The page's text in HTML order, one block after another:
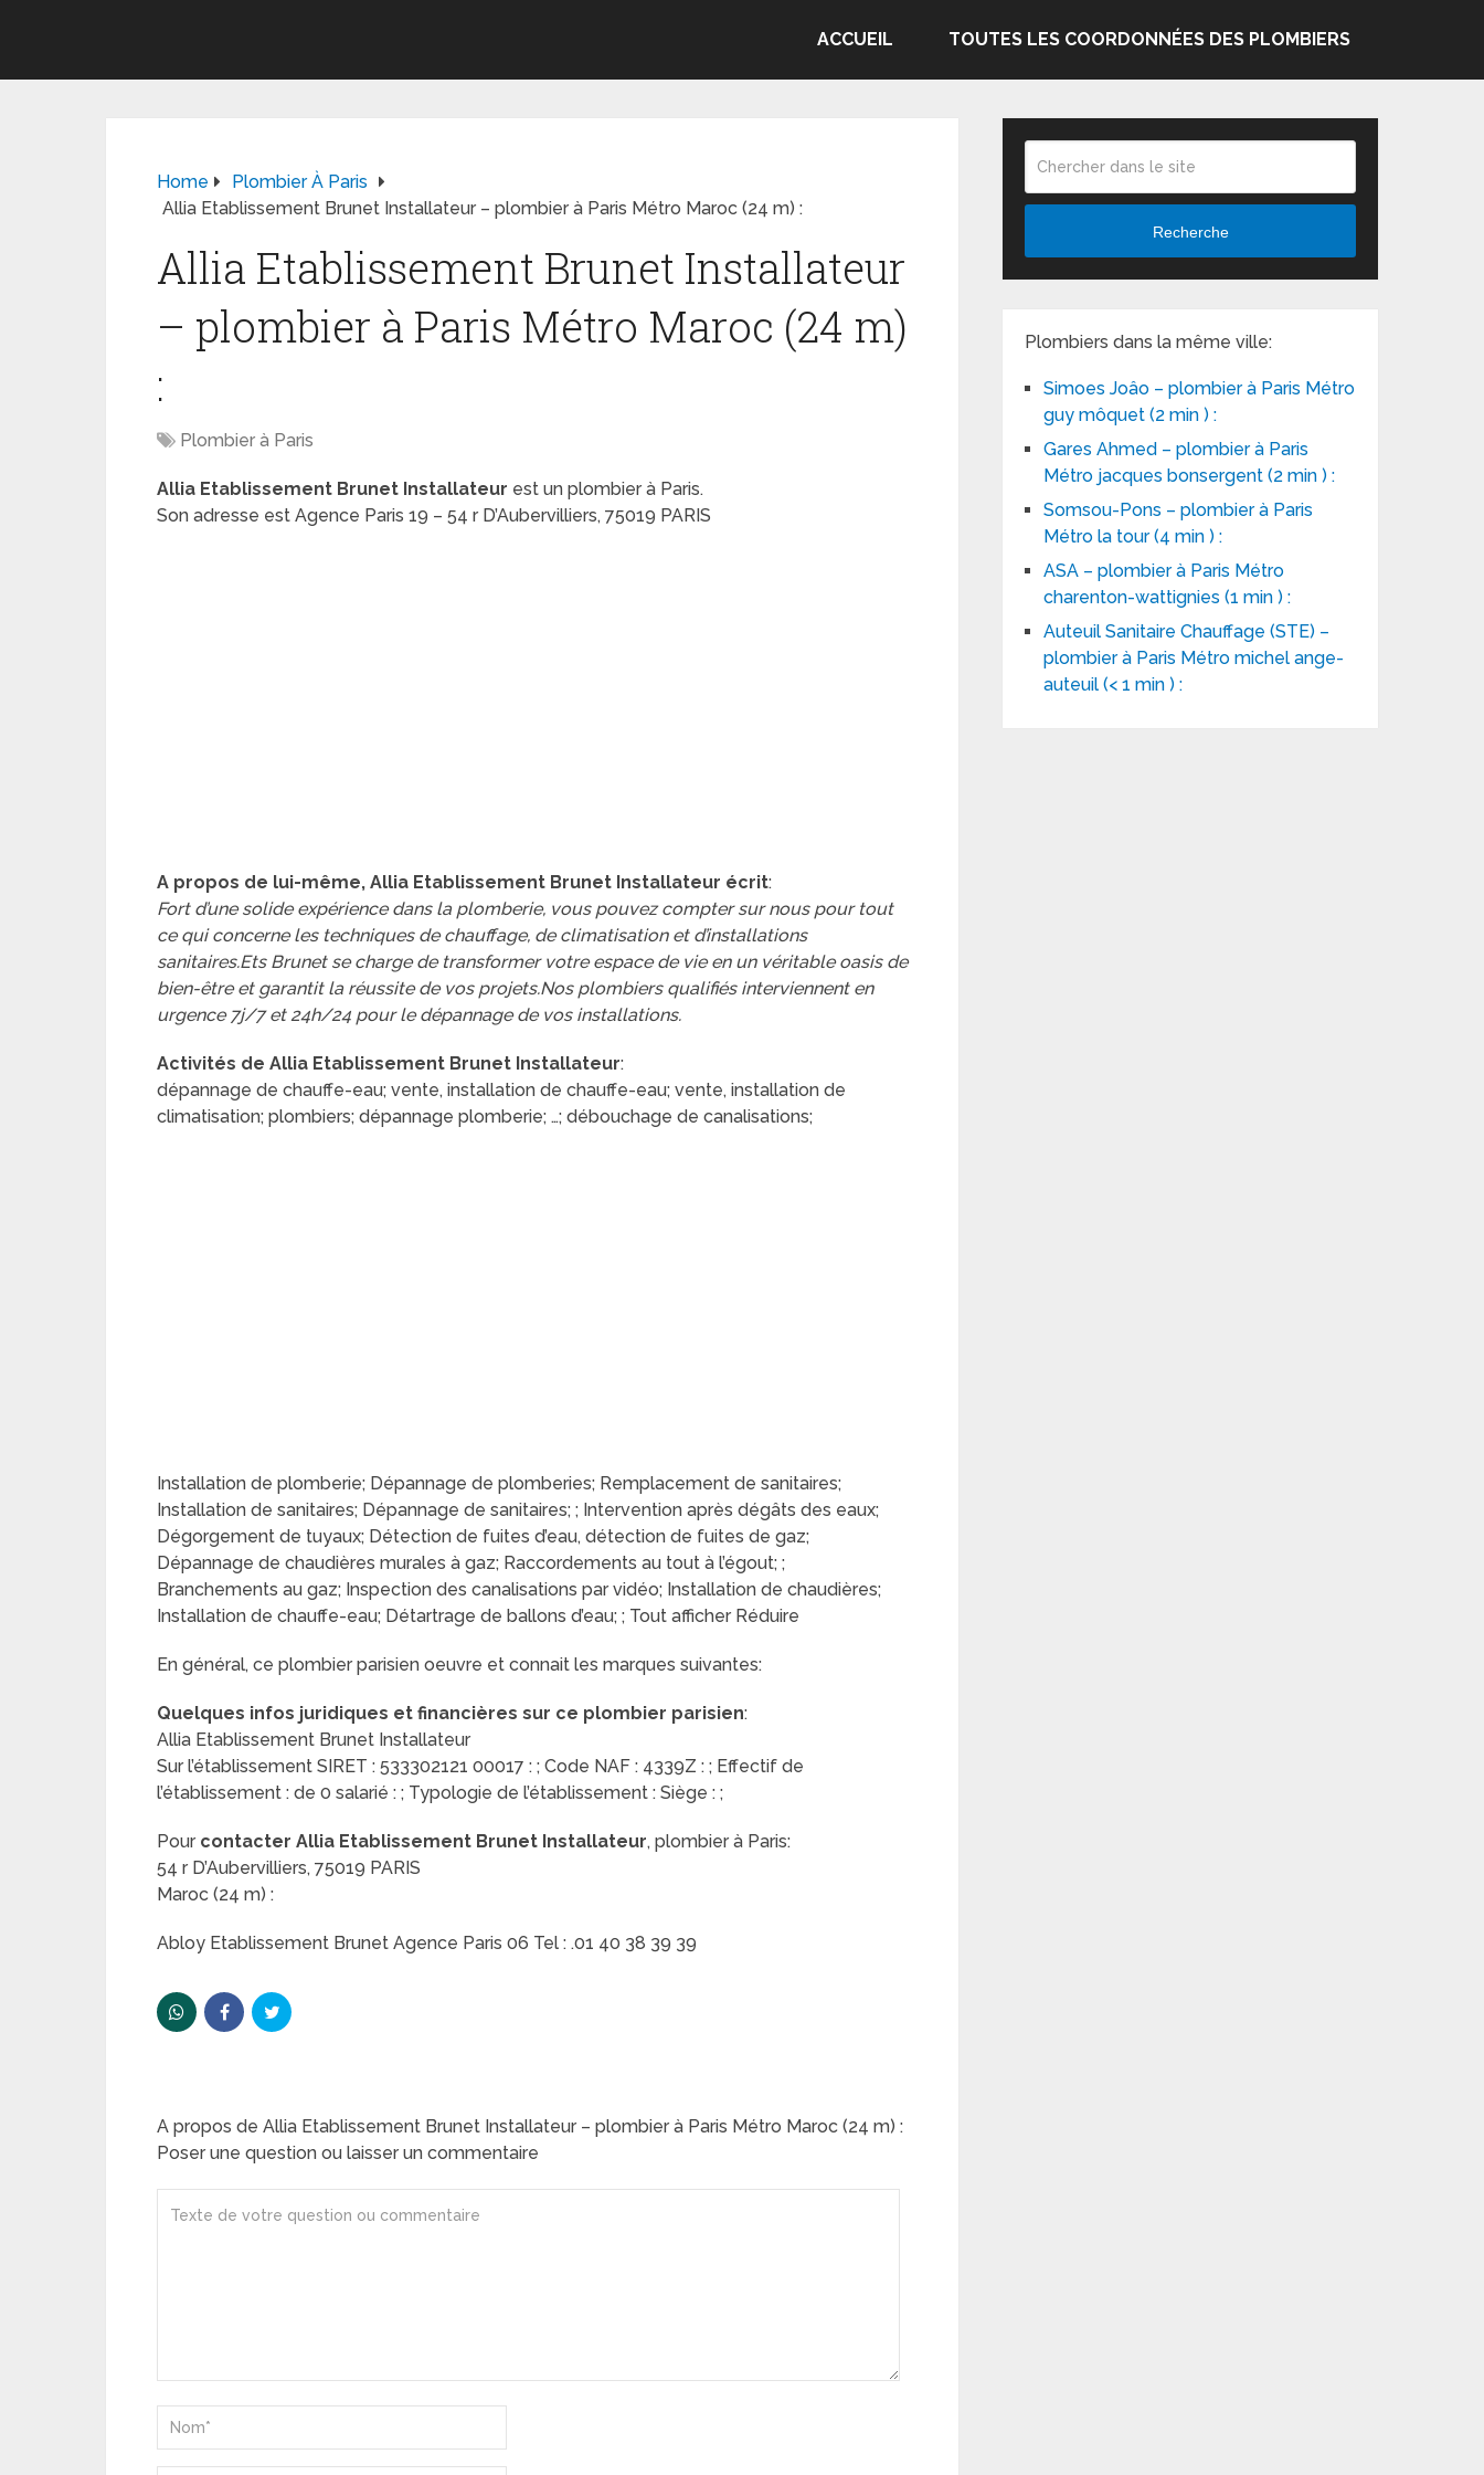
ACCUEIL TOUTES LES COORDONNÉES DES PLOMBIERS
Home
Plombier À Paris
Allia Etablissement Brunet Installateur – plombier à Paris Métro Maroc (24 m) :
Allia Etablissement Brunet Installateur
– plombier à Paris Métro Maroc (24 m)
:
Plombier à Paris
Allia Etablissement Brunet Installateur est un plombier à Paris.
Son adresse est Agence Paris 19 – 54 r D’Aubervilliers, 75019 PARIS
A propos de lui-même, Allia Etablissement Brunet Installateur écrit:
Fort d’une solide expérience dans la plomberie, vous pouvez compter sur nous pour tout
ce qui concerne les techniques de chauffage, de climatisation et d’installations
sanitaires.Ets Brunet se charge de transformer votre espace de vie en un véritable oasis de
bien-être et garantit la réussite de vos projets.Nos plombiers qualifiés interviennent en
urgence 7j/7 et 24h/24 pour le dépannage de vos installations.
Activités de Allia Etablissement Brunet Installateur:
dépannage de chauffe-eau; vente, installation de chauffe-eau; vente, installation de
climatisation; plombiers; dépannage plomberie; …; débouchage de canalisations;
Installation de plomberie; Dépannage de plomberies; Remplacement de sanitaires;
Installation de sanitaires; Dépannage de sanitaires; ; Intervention après dégâts des eaux;
Dégorgement de tuyaux; Détection de fuites d’eau, détection de fuites de gaz;
Dépannage de chaudières murales à gaz; Raccordements au tout à l’égout; ;
Branchements au gaz; Inspection des canalisations par vidéo; Installation de chaudières;
Installation de chauffe-eau; Détartrage de ballons d’eau; ; Tout afficher Réduire
En général, ce plombier parisien oeuvre et connait les marques suivantes:
Quelques infos juridiques et financières sur ce plombier parisien:
Allia Etablissement Brunet Installateur
Sur l’établissement SIRET : 533302121 00017 : ; Code NAF : 4339Z : ; Effectif de
l’établissement : de 0 salarié : ; Typologie de l’établissement : Siège : ;
Pour contacter Allia Etablissement Brunet Installateur, plombier à Paris:
54 r D’Aubervilliers, 75019 PARIS
Maroc (24 m) :
Abloy Etablissement Brunet Agence Paris 06 Tel : .01 40 38 39 39
A propos de Allia Etablissement Brunet Installateur – plombier à Paris Métro Maroc (24 m) :
Poser une question ou laisser un commentaire
Recherche
Plombiers dans la même ville:
Simoes Joâo – plombier à Paris Métro
guy môquet (2 min ) :
Gares Ahmed – plombier à Paris
Métro jacques bonsergent (2 min ) :
Somsou-Pons – plombier à Paris
Métro la tour (4 min ) :
ASA – plombier à Paris Métro
charenton-wattignies (1 min ) :
Auteuil Sanitaire Chauffage (STE) –
plombier à Paris Métro michel ange-
auteuil (< 1 min ) :